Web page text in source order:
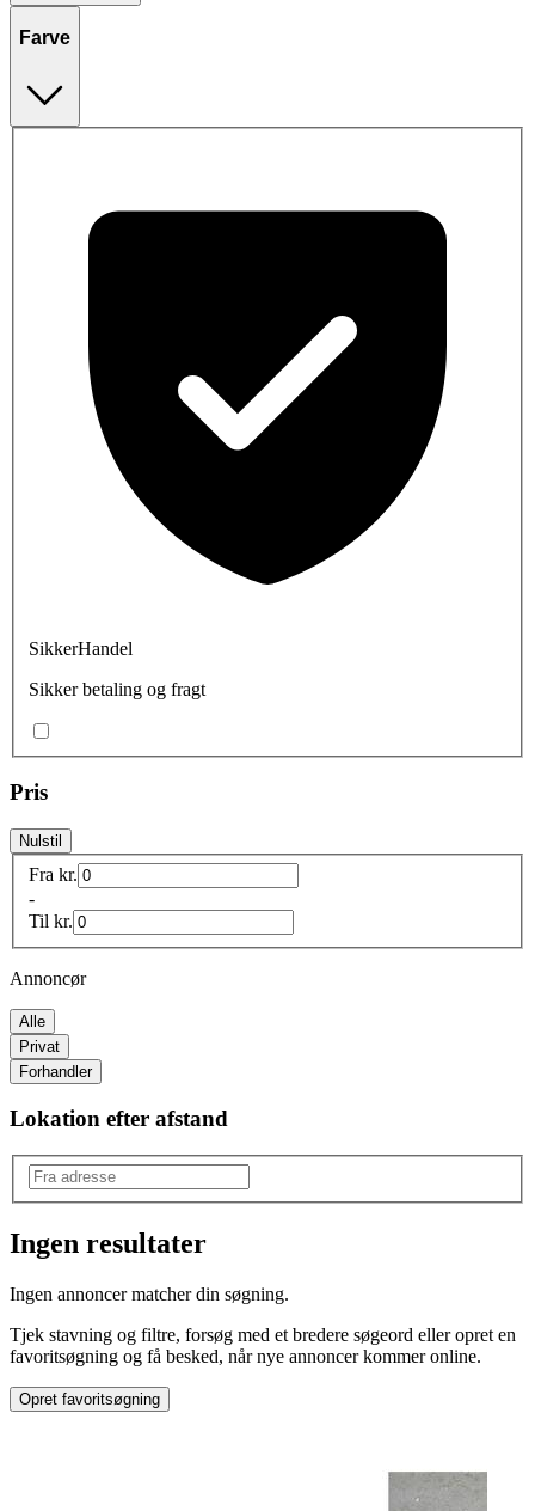
Farve
SikkerHandel
Sikker betaling og fragt
Pris
Nulstil
Fra kr.
-
Til kr.
Annoncør
Alle
Privat
Forhandler
Lokation efter afstand
Knækfliser
Ingen resultater
Ingen annoncer matcher din søgning.
Tjek stavning og filtre, forsøg med et bredere søgeord eller opret en
favoritsøgning og få besked, når nye annoncer kommer online.
Opret favoritsøgning